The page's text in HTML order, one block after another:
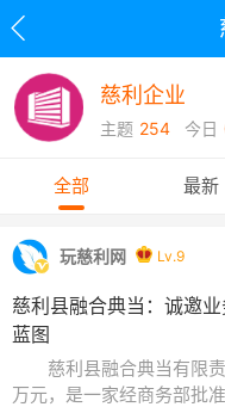
慈利企业
主题 254 今日
全部 最新
玩慈利网 Lv.9
慈利县融合典当：诚邀
蓝图
慈利县融合典当有限责
万元，是一家经商务部批